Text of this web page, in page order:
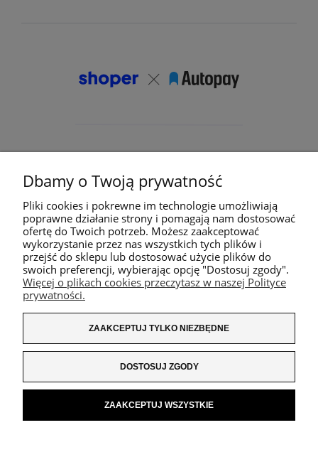
Dbamy o Twoją prywatność
Pliki cookies i pokrewne im technologie umożliwiają
poprawne działanie strony i pomagają nam dostosować
ofertę do Twoich potrzeb. Możesz zaakceptować
wykorzystanie przez nas wszystkich tych plików i
przejść do sklepu lub dostosować użycie plików do
swoich preferencji, wybierając opcję "Dostosuj zgody".
Więcej o plikach cookies przeczytasz w naszej Polityce
prywatności.
ZAAKCEPTUJ TYLKO NIEZBĘDNE
DOSTOSUJ ZGODY
ZAAKCEPTUJ WSZYSTKIE